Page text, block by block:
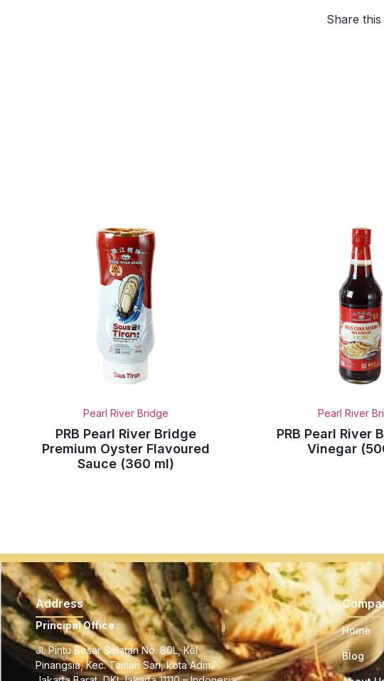
Share
Pearl River Bridge
PRB Pearl River Bridge
Premium Oyster Flavoured
Sauce (360 ml)
Pearl River
PRB Pearl River
Vinegar
Address
Principal Office :
Jl. Pintu Besar Selatan No. 80L, Kel
Pinangsia, Kec. Taman Sari, kota Adm.
Home
Blog